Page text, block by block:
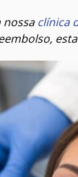
nossaclínica